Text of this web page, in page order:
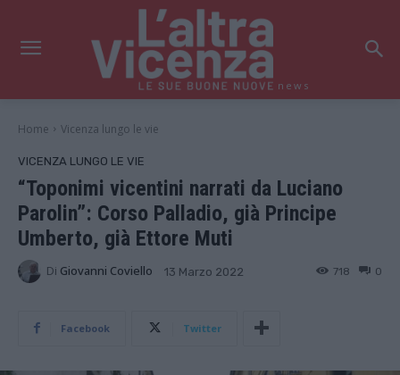
news
Home Vicenza lungo le vie
VICENZA LUNGO LE VIE
“Toponimi vicentini narrati da Luciano
Parolin”: Corso Palladio, già Principe
Umberto, già Ettore Muti
Di Giovanni Coviello 13 Marzo 2022 0
718
Facebook Twitter